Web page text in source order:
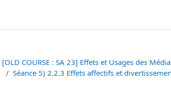
[OLD COURSE : SA 23] Effets et Usages des
Séance 5) 2.2.3 Effets affectifs et